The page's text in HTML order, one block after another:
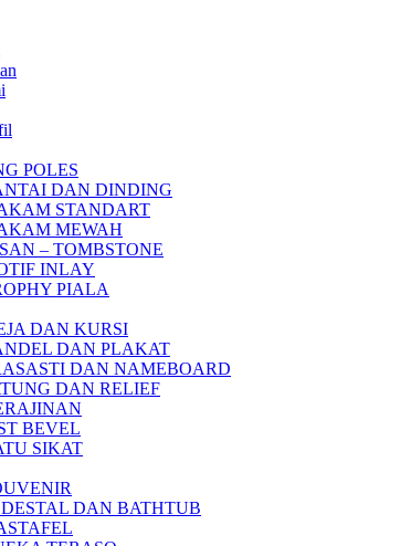
POLES
DAN DINDING
STANDART
MEWAH
– TOMBSTONE
INLAY
PIALA
DAN KURSI
DAN PLAKAT
DAN NAMEBOARD
DAN RELIEF
BEVEL
SIKAT
DAN BATHTUB